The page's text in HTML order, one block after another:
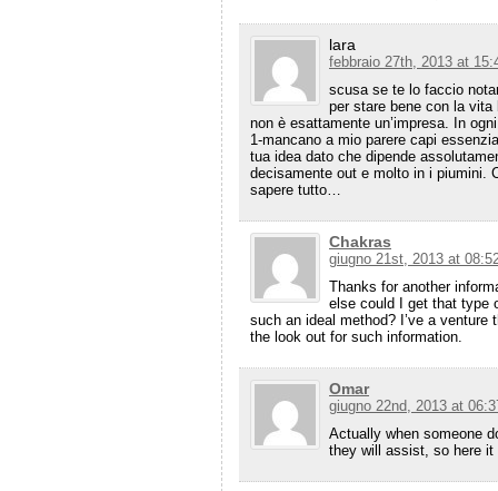
lara
febbraio 27th, 2013 at
scusa se te lo faccio
per stare bene con la
non è esattamente un’impresa. In
1-mancano a mio parere capi
tua idea dato che dipende
decisamente out e molto in i piumini.
sapere tutto…
Chakras
giugno 21st, 2013 at
Thanks for another
else could I get that type
such an ideal method? I’ve a
the look out for such information.
Omar
giugno 22nd, 2013 at
Actually when someone
they will assist, so here it